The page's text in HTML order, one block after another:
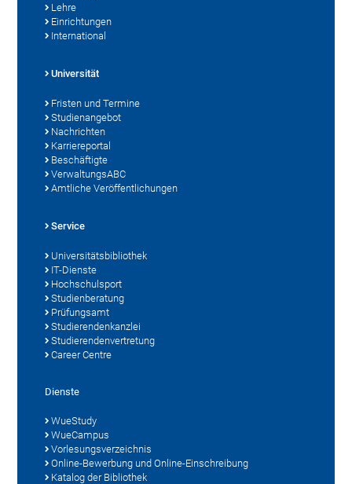
Lehre
Einrichtungen
International
Universität
Fristen und Termine
Studienangebot
Nachrichten
Karriereportal
Beschäftigte
VerwaltungsABC
Amtliche Veröffentlichungen
Service
Universitätsbibliothek
IT-Dienste
Hochschulsport
Studienberatung
Prüfungsamt
Studierendenkanzlei
Studierendenvertretung
Career Centre
Dienste
WueStudy
WueCampus
Vorlesungsverzeichnis
Online-Bewerbung und Online-Einschreibung
Katalog der Bibliothek